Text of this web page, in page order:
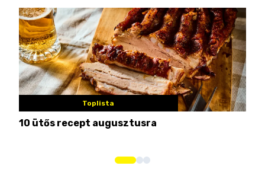
Toplista
10 ütős recept augusztusra